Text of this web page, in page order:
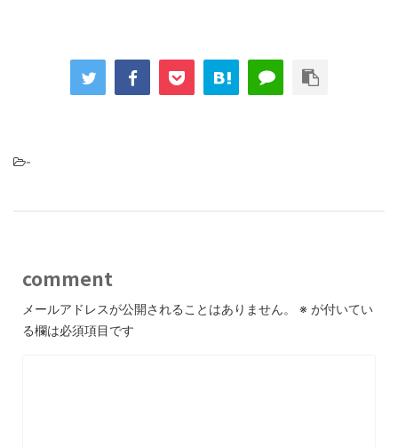
-
comment
メールアドレスが公開されることはありません。 ※ が付いてい
る欄は必須項目です